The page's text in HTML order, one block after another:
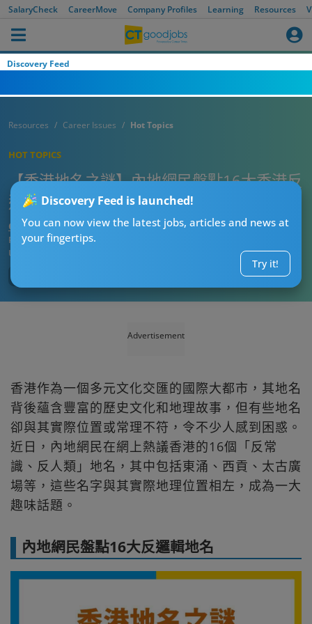
SalaryCheck CareerMove Company Profiles Learning Resources
Discovery Feed
Discovery Feed is launched!
You can now view the latest jobs, articles and news at
your fingertips.
Try it!
Resources Career Issues Hot Topics
HOT TOPICS
【香港地名之謎】內地網民盤點16大香港反
邏輯地名！東涌喺西邊 太古廣場唔喺太古？
CTgoodjobs’ Editor
Published:2026-07-16 07:15
Updated:
Advertisement
香港作為一個多元文化交匯的國際大都市，其地名
背後蘊含豐富的歷史文化和地理故事，但有些地名
卻與其實際位置或常理不符，令不少人感到困惑。
近日，內地網民在網上熱議香港的16個「反常
識、反人類」地名，其中包括東涌、西貢、太古廣
場等，這些名字與其實際地理位置相左，成為一大
趣味話題。
內地網民盤點16大反邏輯地名